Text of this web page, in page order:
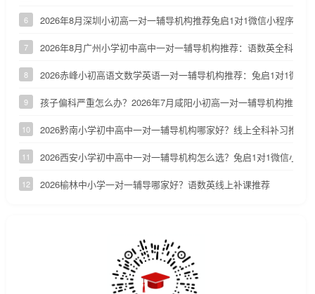
6 2026年8月深圳小初高一对一辅导机构推荐兔启1对1微信小程序
7 2026年8月广州小学初中高中一对一辅导机构推荐：语数英全科补课
8 2026赤峰小初高语文数学英语一对一辅导机构推荐：兔启1对1微信
9 孩子偏科严重怎么办？2026年7月咸阳小初高一对一辅导机构推荐
10 2026黔南小学初中高中一对一辅导机构哪家好？线上全科补习推荐
11 2026西安小学初中高中一对一辅导机构怎么选？兔启1对1微信小程
12 2026榆林中小学一对一辅导哪家好？语数英线上补课推荐